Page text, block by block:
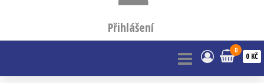
Přihlášení
0
0 KČ